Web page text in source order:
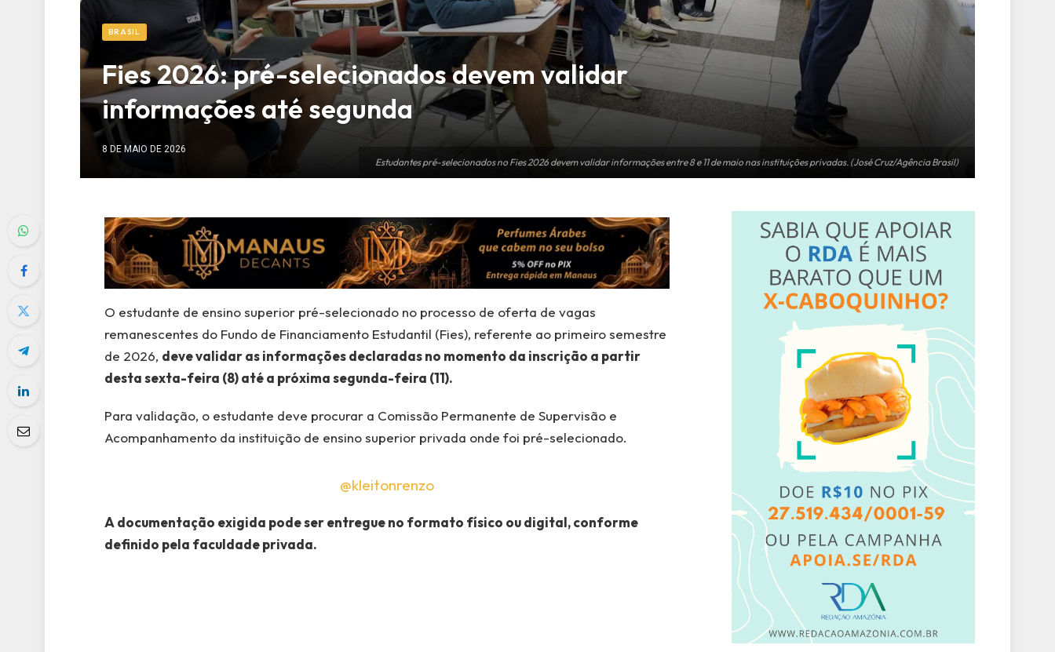
Estudantes pré-selecionados no Fies 2026 devem validar informações entre 8 e 11 de maio nas instituições privadas. (José Cruz/Agência Brasil)
BRASIL
Fies 2026: pré-selecionados devem validar
informações até segunda
8 DE MAIO DE 2026
O estudante de ensino superior pré-selecionado no processo de oferta de vagas
remanescentes do Fundo de Financiamento Estudantil (Fies), referente ao primeiro semestre
de 2026, deve validar as informações declaradas no momento da inscrição a partir
desta sexta-feira (8) até a próxima segunda-feira (11).
Para validação, o estudante deve procurar a Comissão Permanente de Supervisão e
Acompanhamento da instituição de ensino superior privada onde foi pré-selecionado.
@kleitonrenzo
A documentação exigida pode ser entregue no formato físico ou digital, conforme
definido pela faculdade privada.